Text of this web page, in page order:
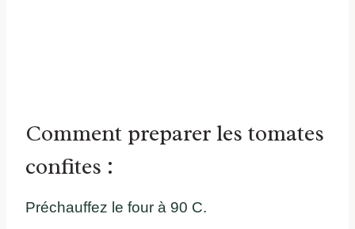
Comment preparer les tomates
confites :
Préchauffez le four à 90 C.